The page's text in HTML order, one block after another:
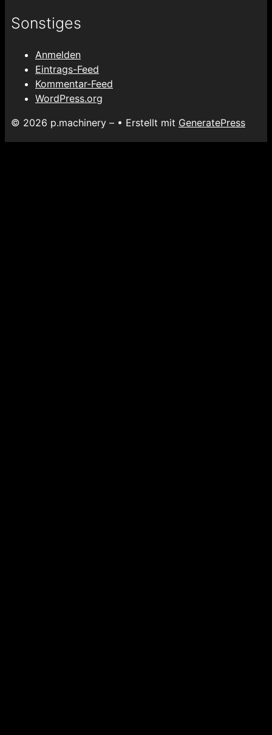
Sonstiges
Anmelden
Eintrags-Feed
Kommentar-Feed
WordPress.org
© 2026 p.machinery – • Erstellt mit GeneratePress